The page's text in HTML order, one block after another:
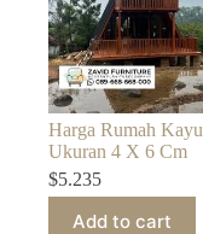
Harga Rumah Kayu
Ukuran 4 X 6 Cm
$5.235
Add to cart